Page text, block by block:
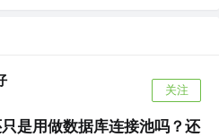
关注
是用做数据库连接池吗？还